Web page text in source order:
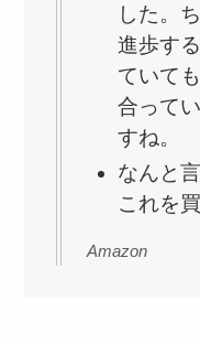
した。
進歩す
ていて
合って
すね。
なんと
これを
Amazon